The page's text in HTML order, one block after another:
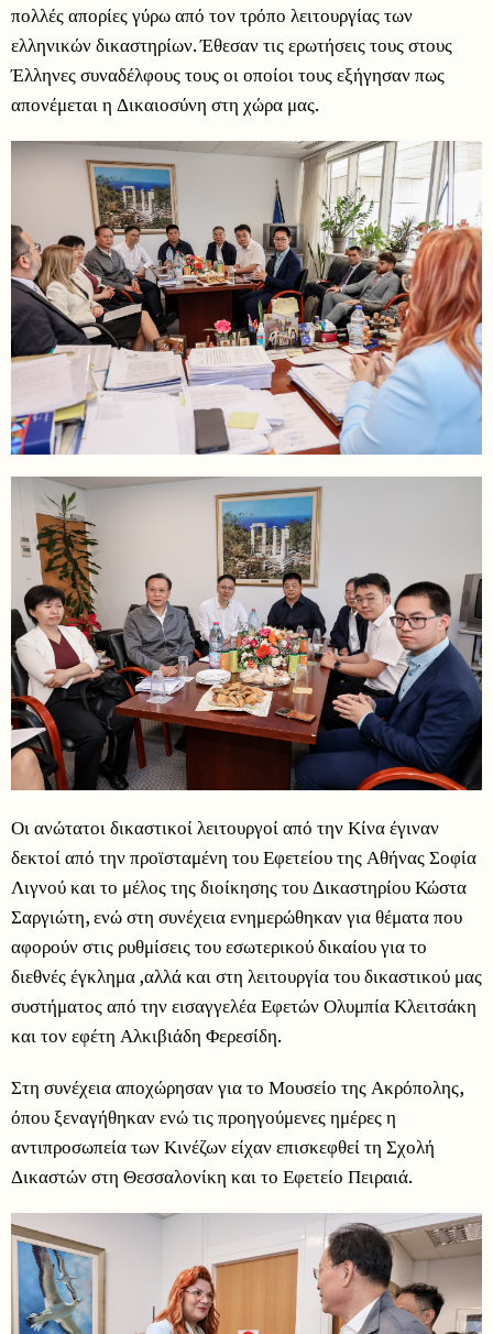
πολλές απορίες γύρω από τον τρόπο λειτουργίας των
ελληνικών δικαστηρίων. Έθεσαν τις ερωτήσεις τους στους
Έλληνες συναδέλφους τους οι οποίοι τους εξήγησαν πως
απονέμεται η Δικαιοσύνη στη χώρα μας.
Οι ανώτατοι δικαστικοί λειτουργοί από την Κίνα έγιναν
δεκτοί από την προϊσταμένη του Εφετείου της Αθήνας Σοφία
Λιγνού και το μέλος της διοίκησης του Δικαστηρίου Κώστα
Σαργιώτη, ενώ στη συνέχεια ενημερώθηκαν για θέματα που
αφορούν στις ρυθμίσεις του εσωτερικού δικαίου για το
διεθνές έγκλημα ,αλλά και στη λειτουργία του δικαστικού μας
συστήματος από την εισαγγελέα Εφετών Ολυμπία Κλειτσάκη
και τον εφέτη Αλκιβιάδη Φερεσίδη.
Στη συνέχεια αποχώρησαν για το Μουσείο της Ακρόπολης,
όπου ξεναγήθηκαν ενώ τις προηγούμενες ημέρες η
αντιπροσωπεία των Κινέζων είχαν επισκεφθεί τη Σχολή
Δικαστών στη Θεσσαλονίκη και το Εφετείο Πειραιά.